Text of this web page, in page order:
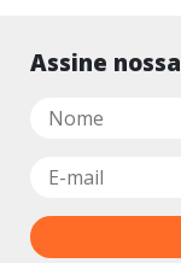
Assine nossa